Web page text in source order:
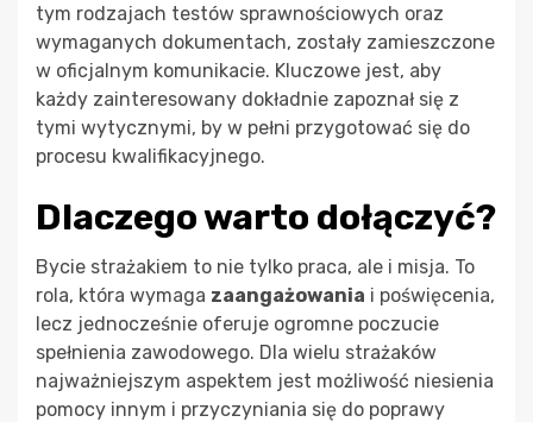
tym rodzajach testów sprawnościowych oraz
wymaganych dokumentach, zostały zamieszczone
w oficjalnym komunikacie. Kluczowe jest, aby
każdy zainteresowany dokładnie zapoznał się z
tymi wytycznymi, by w pełni przygotować się do
procesu kwalifikacyjnego.
Dlaczego warto dołączyć?
Bycie strażakiem to nie tylko praca, ale i misja. To
rola, która wymaga zaangażowania i poświęcenia,
lecz jednocześnie oferuje ogromne poczucie
spełnienia zawodowego. Dla wielu strażaków
najważniejszym aspektem jest możliwość niesienia
pomocy innym i przyczyniania się do poprawy